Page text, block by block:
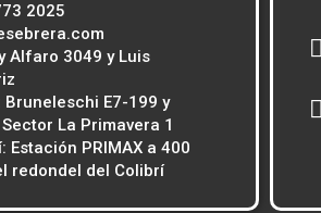
2025
Alfaro 3049 y Luis
Bruneleschi E7-199 y
La Primavera 1
Estación PRIMAX a 400
redondel del Colibrí